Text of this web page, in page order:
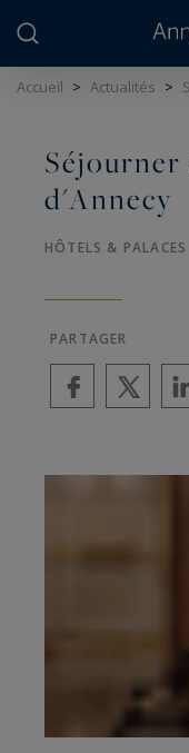
Accueil > Actualités >
Séjourner
d'Annecy
HÔTELS & PALACES
PARTAGER